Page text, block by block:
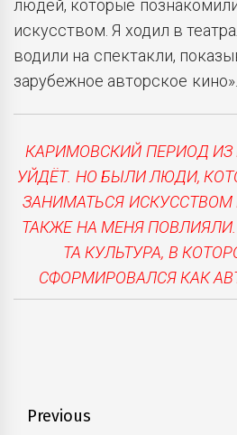
людей, которые
искусством. Я ходил в
водили на спектакли,
зарубежное авторское кино».
КАРИМОВСКИЙ ПЕРИОД ИЗ
УЙДЁТ. НО БЫЛИ ЛЮДИ,
ЗАНИМАТЬСЯ ИСКУССТВОМ
ТАКЖЕ НА МЕНЯ
ТА КУЛЬТУРА, В
СФОРМИРОВАЛСЯ КАК
Навигация
Previous